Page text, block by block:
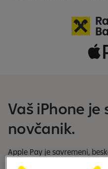
Vaš iPhone je
novčanik.
Apple Pay je savremeni,
prodavnicama, online ili